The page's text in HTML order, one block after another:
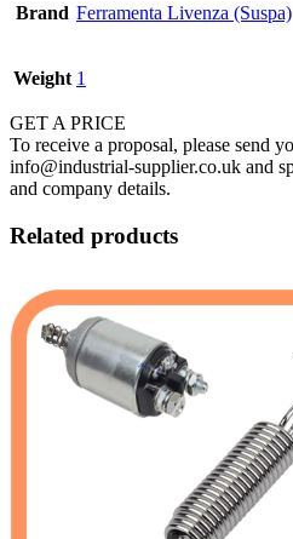
Brand Ferramenta Livenza (Suspa)
Weight 1
GET A PRICE
To receive a proposal, please send
info@industrial-supplier.co.uk and
and company details.
Related products